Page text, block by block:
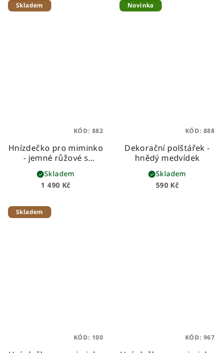
Skladem
Hnízdečko pro miminko
- jemné růžové s
růžičkami
1 490 Kč
Skladem
KÓD: 882
Novinka
Dekorační polštářek -
hnědý medvídek
590 Kč
Skladem
KÓD: 888
Skladem
KÓD: 100 KÓD: 967